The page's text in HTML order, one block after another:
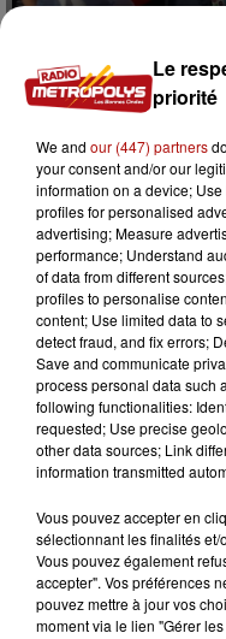
MONDIAL : UNE
1 000 places seront
12 juin 2026
LES ARCHÉOJEUX
jeux historiques et
Le
priorité
We and our (447) partners
your consent and/or our
information on a device;
profiles for personalised
advertising; Measure
performance; Understand
of data from different
profiles to personalise
content; Use limited data to
detect fraud, and fix errors;
Save and communicate
process personal data such
following functionalities:
requested; Use precise
other data sources; Link
information transmitted
Vous pouvez accepter en
sélectionnant les finalités
Vous pouvez également
accepter". Vos préférences
pouvez mettre à jour vos
moment via le lien "Gérer